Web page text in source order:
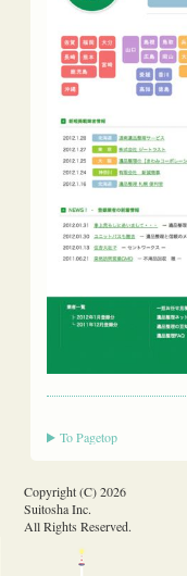
To Pagetop
Copyright (C) 2026
Suitosha Inc.
All Rights Reserved.